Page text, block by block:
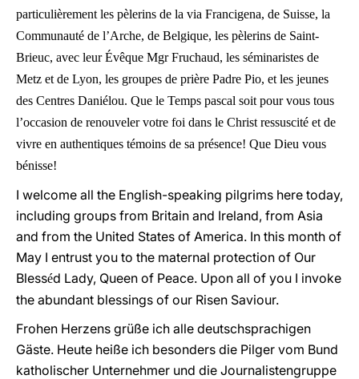
particulièrement les pèlerins de la via Francigena, de Suisse, la
Communauté de l’Arche, de Belgique, les pèlerins de Saint-
Brieuc, avec leur Évêque Mgr Fruchaud, les séminaristes de
Metz et de Lyon, les groupes de prière Padre Pio, et les jeunes
des Centres Daniélou. Que le Temps pascal soit pour vous tous
l’occasion de renouveler votre foi dans le Christ ressuscité et de
vivre en authentiques témoins de sa présence! Que Dieu vous
bénisse!
I welcome all the English-speaking pilgrims here today,
including groups from Britain and Ireland, from Asia
and from the United States of America. In this month of
May I entrust you to the maternal protection of Our
Blesséd Lady, Queen of Peace. Upon all of you I invoke
the abundant blessings of our Risen Saviour.
Frohen Herzens grüße ich alle deutschsprachigen
Gäste. Heute heiße ich besonders die Pilger vom Bund
katholischer Unternehmer und die Journalistengruppe